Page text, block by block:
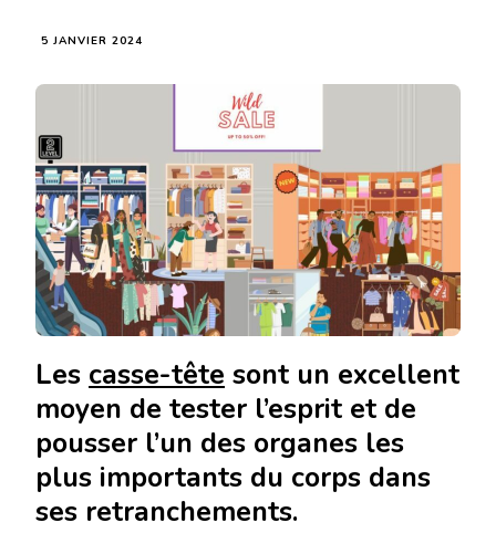
5 JANVIER 2024
Les casse-tête sont un excellent
moyen de tester l’esprit et de
pousser l’un des organes les
plus importants du corps dans
ses retranchements.